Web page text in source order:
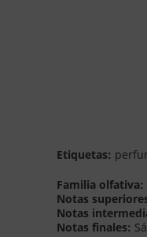
Etiquetas:
Familia olfativa:
Notas
Notas
Notas finales: